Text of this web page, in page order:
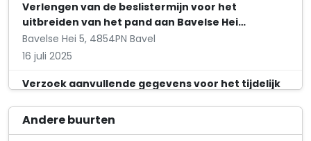
Verlengen van de beslistermijn voor het
uitbreiden van het pand aan Bavelse Hei…
Bavelse Hei 5, 4854PN Bavel
16 juli 2025
Verzoek aanvullende gegevens voor het tijdelijk
6 juni 2025
Andere buurten